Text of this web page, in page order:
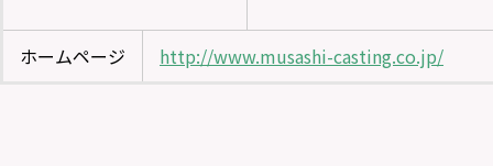
ホームページ http://www.musashi-casting.co.jp/